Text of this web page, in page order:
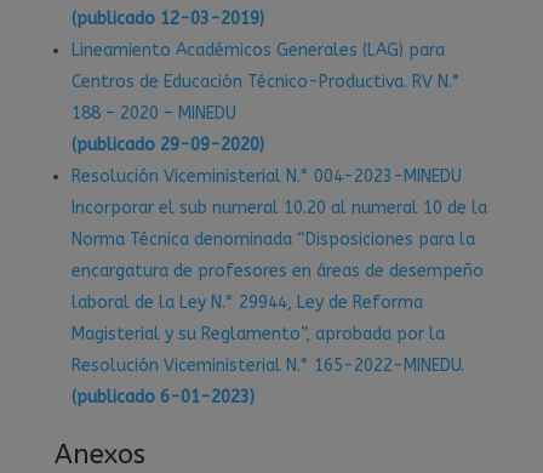
(publicado 12-03-2019)
Lineamiento Académicos Generales (LAG) para
Centros de Educación Técnico-Productiva. RV N.°
188 – 2020 – MINEDU
(publicado 29-09-2020)
Resolución Viceministerial N.° 004-2023-MINEDU
Incorporar el sub numeral 10.20 al numeral 10 de la
Norma Técnica denominada “Disposiciones para la
encargatura de profesores en áreas de desempeño
laboral de la Ley N.° 29944, Ley de Reforma
Magisterial y su Reglamento”, aprobada por la
Resolución Viceministerial N.° 165-2022-MINEDU.
(publicado 6-01-2023)
Anexos